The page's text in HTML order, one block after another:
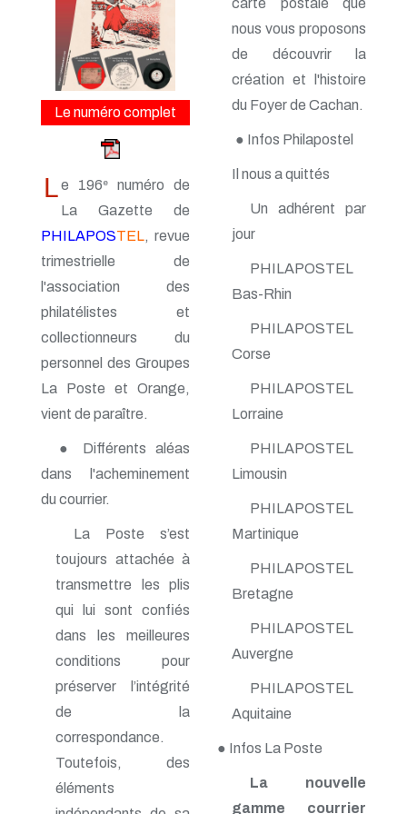
n° 161 - Octobre 2014
n° 160 - Juillet 2014
n° 159 - Avril 2014
n° 158 - Janvier 2014
n° 157 - Octobre 2013
n° 156 -Juillet 2013
n° 155 - Avril 2013
n° 153 - Octobre 2012
n° 151 - Avril 2012
n° 150 - Janvier 2012
n° 148 - Juillet 2011
n° 147 - Avril 2011
n° 146 - Janvier 2011
n° 144 - Juillet 2010
n° 143 - Avril 2010
n° 141 - Octobre 2009
n° 140 - Juillet 2009
n° 139 - Avril 2009
n° 138 - Janvier 2009
n° 137 - Octobre 2008
n° 135 - Avril 2008
n° 134 - Janvier 2008
n° 132 - Juillet 2007
n° 131 - Avril 2007
n° 130 - Janvier 2007
n° 129 - Octobre 2006
n° 128 - Juillet 2006
n° 126 - Janvier 2006
n° 125 - Octobre 2005
n° 124 - Juillet 2005
n° 123 - Avril 2005
n° 122 - Janvier 2005
n° 121 - Octobre 2004
n° 119 - Avril 2004
n° 118 - Janvier 2004
n° 117 - Octobre 2003
Le numéro complet
Le 196 e
numéro de
La Gazette de
PHILAPOSTEL, revue
trimestrielle de
l'association des
philatélistes et
collectionneurs du
personnel des Groupes
La Poste et Orange,
vient de paraître.
● Différents aléas
dans l'acheminement
du courrier.
La Poste s’est
toujours attachée à
transmettre les plis
qui lui sont confiés
dans les meilleures
conditions pour
préserver l’intégrité
de la
correspondance.
Toutefois, des
éléments
carte postale que
nous vous proposons
de découvrir la
création et l'histoire
du Foyer de Cachan.
● Infos Philapostel
Il nous a quittés
Un adhérent par
jour
PHILAPOSTEL
Bas-Rhin
PHILAPOSTEL
Corse
PHILAPOSTEL
Lorraine
PHILAPOSTEL
Limousin
PHILAPOSTEL
Martinique
PHILAPOSTEL
Bretagne
PHILAPOSTEL
Auvergne
PHILAPOSTEL
Aquitaine
● Infos La Poste
La nouvelle
gamme courrier